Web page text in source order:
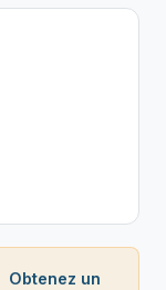
Obtenez un